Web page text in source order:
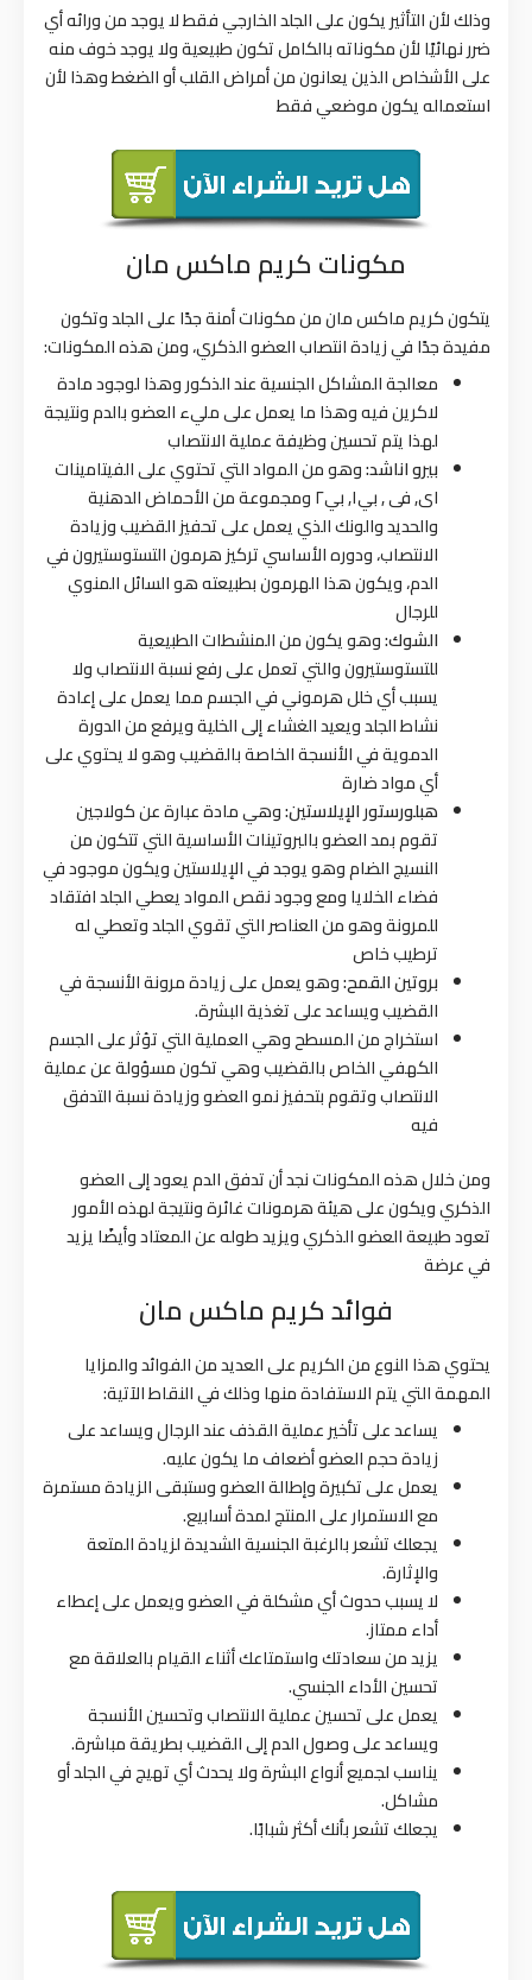
وذلك لأن التأثير يكون على الجلد الخارجي فقط لا يوجد من ورائه أي
ضرر نهائيًا لأن مكوناته بالكامل تكون طبيعية ولا يوجد خوف منه
على الأشخاص الذين يعانون من أمراض القلب أو الضغط وهذا لأن
استعماله يكون موضعي فقط
مكونات كريم ماكس مان
يتكون كريم ماكس مان من مكونات أمنة جدًا على الجلد وتكون
مفيدة جدًا في زيادة انتصاب العضو الذكري، ومن هذه المكونات:
معالجة المشاكل الجنسية عند الذكور وهذا لوجود مادة
لاكرين فيه وهذا ما يعمل على مليء العضو بالدم ونتيجة
لهذا يتم تحسين وظيفة عملية الانتصاب
بيرو اناشد:وهو من المواد التي تحتوي على الفيتامينات
اى, فى , بي١, بي٢ ومجموعة من الأحماض الدهنية
والحديد والونك الذي يعمل على تحفيز القضيب وزيادة
الانتصاب، ودوره الأساسي تركيز هرمون التستوستيرون في
الدم، ويكون هذا الهرمون بطبيعته هو السائل المنوي
للرجال
الشوك:وهو يكون من المنشطات الطبيعية
للتستوستيرون والتي تعمل على رفع نسبة الانتصاب ولا
يسبب أي خلل هرموني في الجسم مما يعمل على إعادة
نشاط الجلد ويعيد الغشاء إلى الخلية ويرفع من الدورة
الدموية في الأنسجة الخاصة بالقضيب وهو لا يحتوي على
أي مواد ضارة
هبلورستورالإيلاستين:وهي مادة عبارة عن كولاجين
تقوم بمد العضو بالبروتينات الأساسية التي تتكون من
النسيج الضام وهو يوجد في الإيلاستين ويكون موجود في
فضاء الخلايا ومع وجود نقص المواد يعطي الجلد افتقاد
للمرونة وهو من العناصر التي تقوي الجلد وتعطي له
ترطيب خاص
بروتين القمح:وهو يعمل على زيادة مرونة الأنسجة في
القضيب ويساعد على تغذية البشرة.
استخراج من المسطح وهي العملية التي تؤثر على الجسم
الكهفي الخاص بالقضيب وهي تكون مسؤولة عن عملية
الانتصاب وتقوم بتحفيز نمو العضو وزيادة نسبة التدفق
فيه
ومن خلال هذه المكونات نجد أن تدفق الدم يعود إلى العضو
الذكري ويكون على هيئة هرمونات غائرة ونتيجة لهذه الأمور
تعود طبيعة العضو الذكري ويزيد طوله عن المعتاد وأيضًا يزيد
في عرضة
فوائد كريم ماكس مان
يحتوي هذا النوع من الكريم على العديد من الفوائد والمزايا
المهمة التي يتم الاستفادة منها وذلك في النقاط الآتية:
يساعد على تأخير عملية القذف عند الرجال ويساعد على
زيادة حجم العضو أضعاف ما يكون عليه.
يعمل على تكبيرة وإطالة العضو وستبقى الزيادة مستمرة
مع الاستمرار على المنتج لمدة أسابيع.
يجعلك تشعر بالرغبة الجنسية الشديدة لزيادة المتعة
والإثارة.
لا يسبب حدوث أي مشكلة في العضو ويعمل على إعطاء
أداء ممتاز.
يزيد من سعادتك واستمتاعك أثناء القيام بالعلاقة مع
تحسين الأداء الجنسي.
يعمل على تحسين عملية الانتصاب وتحسين الأنسجة
ويساعد على وصول الدم إلى القضيب بطريقة مباشرة.
يناسب لجميع أنواع البشرة ولا يحدث أي تهيج في الجلد أو
مشاكل.
يجعلك تشعر بأنك أكثر شبابًا.